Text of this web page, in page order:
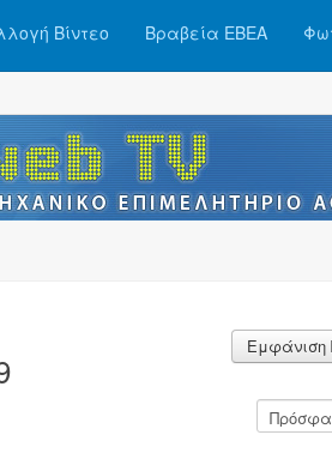
Βίντεο Βραβεία ΕΒΕΑ
Εμφάνιση